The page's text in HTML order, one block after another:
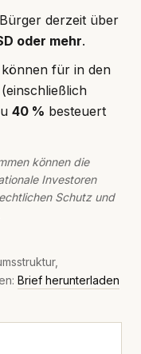
derzeit über
oder mehr.
für in den
40 % besteuert
können die
Investoren
Schutz und
Brief herunterladen